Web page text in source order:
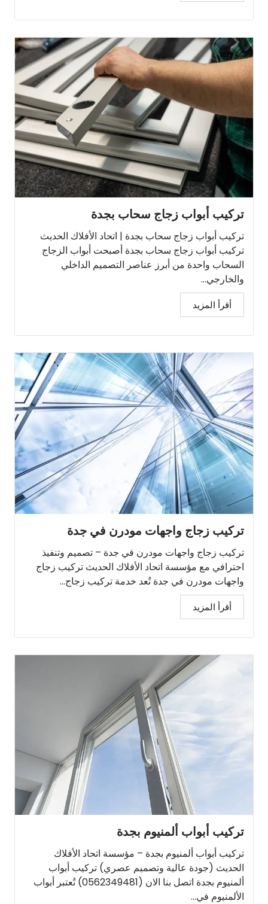
تركيب أبواب زجاج سحاب بجدة
تركيب أبواب زجاج سحاب بجدة | اتحاد الأفلاك الحديث
تركيب أبواب زجاج سحاب بجدة أصبحت أبواب الزجاج
السحاب واحدة من أبرز عناصر التصميم الداخلي
والخارجي...
أقرأ المزيد
تركيب زجاج واجهات مودرن في جدة
تركيب زجاج واجهات مودرن في جدة – تصميم وتنفيذ
احترافي مع مؤسسة اتحاد الأفلاك الحديث تركيب زجاج
واجهات مودرن في جدة تُعد خدمة تركيب زجاج...
أقرأ المزيد
تركيب أبواب ألمنيوم بجدة
تركيب أبواب ألمنيوم بجدة – مؤسسة اتحاد الأفلاك
الحديث (جودة عالية وتصميم عصري) تركيب أبواب
ألمنيوم بجدة اتصل بنا الان (0562349481) تُعتبر أبواب
الألمنيوم في...